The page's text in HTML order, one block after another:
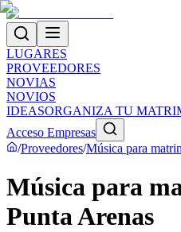
LUGARES
PROVEEDORES
NOVIAS
NOVIOS
IDEASORGANIZA TU
Acceso Empresas
/Proveedores/Música para
Música para
Punta Arenas